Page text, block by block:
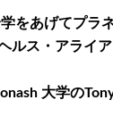
をあげてプラ
ルス・アライ
大学の